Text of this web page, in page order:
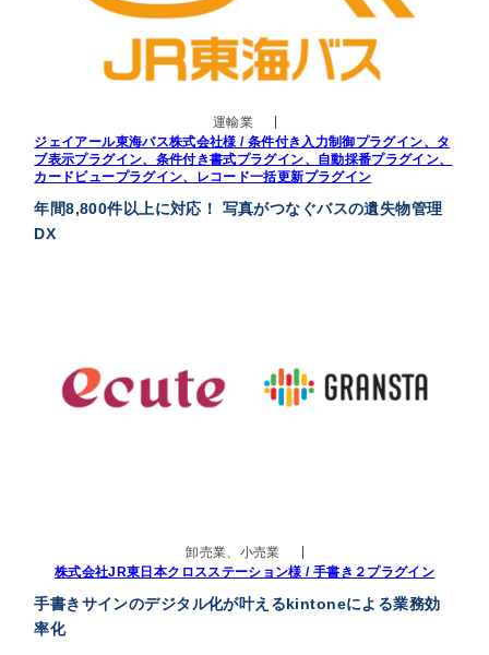
運輸業
ジェイアール東海バス株式会社様 / 条件付き入力制御プラグイン、タ
ブ表示プラグイン、条件付き書式プラグイン、自動採番プラグイン、
カードビュープラグイン、レコード一括更新プラグイン
年間8,800件以上に対応！ 写真がつなぐバスの遺失物管理
DX
卸売業、小売業
株式会社JR東日本クロスステーション様 / 手書き２プラグイン
手書きサインのデジタル化が叶えるkintoneによる業務効
率化